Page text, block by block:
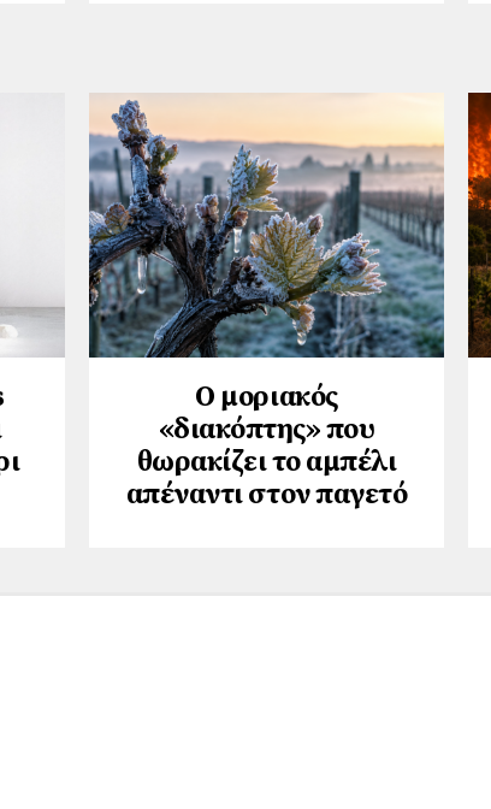
Ο μοριακός
«διακόπτης» που
θωρακίζει το αμπέλι
απέναντι στον παγετό